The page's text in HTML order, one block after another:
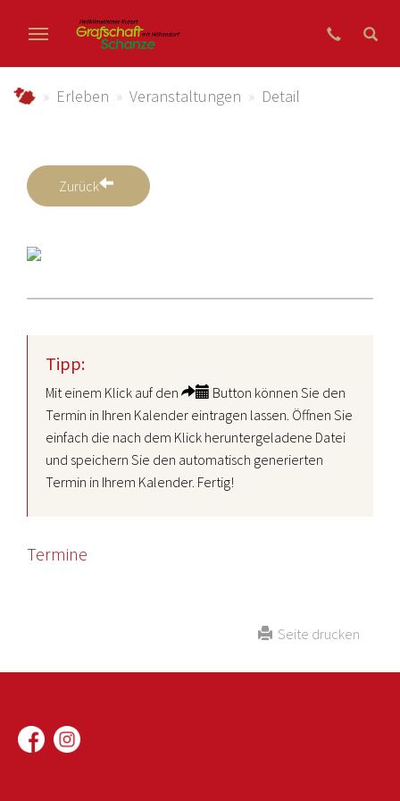
grafschaft-schanze.de
Erleben Veranstaltungen Detail
Zurück
Tipp:
Mit einem Klick auf den
Button können Sie den
Termin in Ihren Kalender eintragen lassen. Öffnen Sie
einfach die nach dem Klick heruntergeladene Datei
und speichern Sie den automatisch generierten
Termin in Ihrem Kalender. Fertig!
Termine
Seite drucken